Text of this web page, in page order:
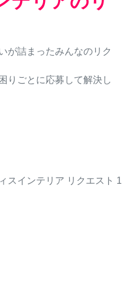
が詰まったみんなのリク
りごとに応募して解決し
スインテリア リクエスト 1